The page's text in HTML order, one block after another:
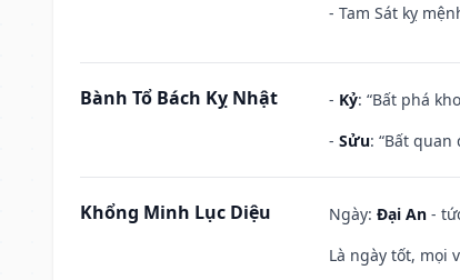
- Tam Sát kỵ
Bành Tổ Bách Kỵ Nhật - Kỷ: “Bất phá
- Sửu: “Bất
Khổng Minh Lục Diệu Ngày: Đại An -
Là ngày tốt, mọi